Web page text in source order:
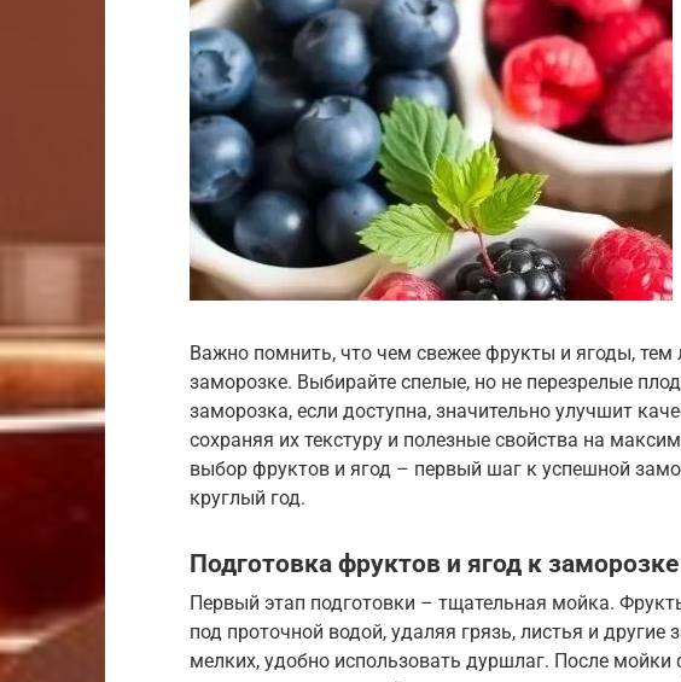
Важно помнить, что чем свежее фрукты и ягоды, тем
заморозке. Выбирайте спелые, но не перезрелые
заморозка, если доступна, значительно улучшит
сохраняя их текстуру и полезные свойства на
выбор фруктов и ягод – первый шаг к успешной
круглый год.
Подготовка фруктов и ягод к заморозке
Первый этап подготовки – тщательная мойка.
под проточной водой, удаляя грязь, листья и другие
мелких, удобно использовать дуршлаг. После